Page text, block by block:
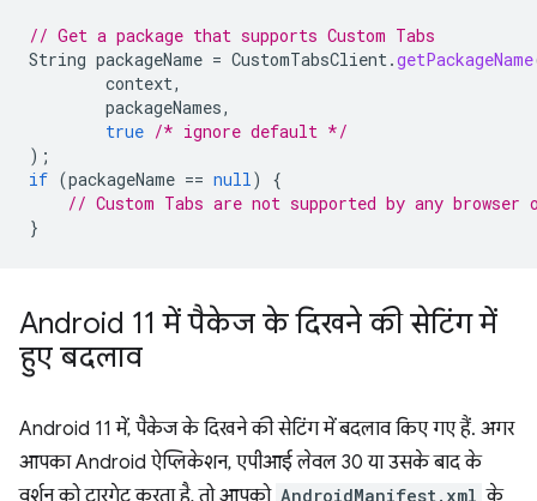
// Get a package that supports Custom Tabs
String packageName = CustomTabsClient.getPackageName
context,
packageNames,
true /* ignore default */
);
if (packageName == null)
{
// Custom Tabs are not supported by any browser
}
Android 11 में पैकेज के दिखने की सेटिंग में
हुए बदलाव
Android 11 में, पैकेज के दिखने की सेटिंग में बदलाव किए गए हैं. अगर
आपका Android ऐप्लिकेशन, एपीआई लेवल 30 या उसके बाद के
वर्शन को टारगेट करता है, तो आपको AndroidManifest.xml के